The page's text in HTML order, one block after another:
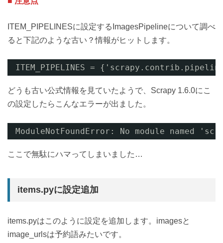
ITEM_PIPELINESに設定するImagesPipelineについて調べ
ると下記のような古い？情報がヒットします。
ITEM_PIPELINES =
どうも古い公式情報を見ていたようで、Scrapy 1.6.0にこ
の設定したらこんなエラーが出ました。
ModuleNotFoundError: No module named
ここで無駄にハマってしまいました…
items.pyに設定追加
items.pyはこのように設定を追加します。imagesと
image_urlsは予約語みたいです。